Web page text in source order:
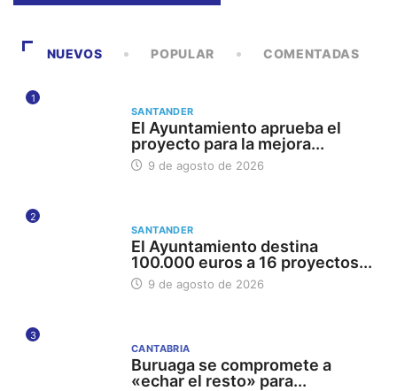
NUEVOS POPULAR COMENTADAS
1
SANTANDER
El Ayuntamiento aprueba el
proyecto para la mejora...
9 de agosto de 2026
2
SANTANDER
El Ayuntamiento destina
100.000 euros a 16 proyectos...
9 de agosto de 2026
3
CANTABRIA
Buruaga se compromete a
«echar el resto» para...